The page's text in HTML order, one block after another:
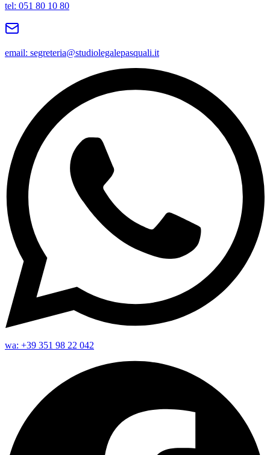
tel: 051 80 10 80
email: segreteria@studiolegalepasquali.it
wa: +39 351 98 22 042